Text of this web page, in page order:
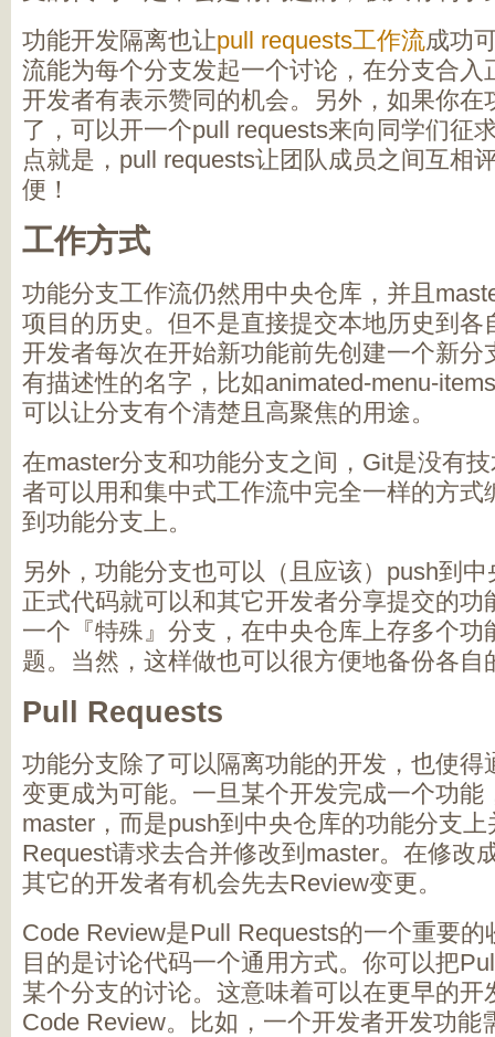
功能开发隔离也让pull requests工作流成功
流能为每个分支发起一个讨论，在分支合入
开发者有表示赞同的机会。另外，如果你在
了，可以开一个pull requests来向同学们征
点就是，pull requests让团队成员之间互相
便！
工作方式
功能分支工作流仍然用中央仓库，并且
项目的历史。但不是直接提交本地历史到各
开发者每次在开始新功能前先创建一个新分
有描述性的名字，比如animated-menu-
可以让分支有个清楚且高聚焦的用途。
在master分支和功能分支之间，Git是没有
者可以用和集中式工作流中完全一样的方式
到功能分支上。
另外，功能分支也可以（且应该）push到
正式代码就可以和其它开发者分享提交的功
一个『特殊』分支，在中央仓库上存多个功
题。当然，这样做也可以很方便地备份各自
Pull Requests
功能分支除了可以隔离功能的开发，也使得
变更成为可能。一旦某个开发完成一个功能
master，而是push到中央仓库的功能分支
Request请求去合并修改到master。在修改
其它的开发者有机会先去Review变更。
Code Review是Pull Requests的一个重要
目的是讨论代码一个通用方式。你可以把
某个分支的讨论。这意味着可以在更早的开
Code Review。比如，一个开发者开发功能